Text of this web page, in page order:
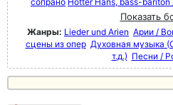
Показать
Жанры: Lieder und Arien Арии /
сцены из опер Духовная музыка
т.д.) Песни /